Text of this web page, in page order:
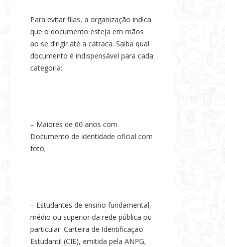
Para evitar filas, a organização indica
que o documento esteja em mãos
ao se dirigir até a catraca. Saiba qual
documento é indispensável para cada
categoria:
– Maiores de 60 anos com
Documento de identidade oficial com
foto;
– Estudantes de ensino fundamental,
médio ou superior da rede pública ou
particular: Carteira de Identificação
Estudantil (CIE), emitida pela ANPG,